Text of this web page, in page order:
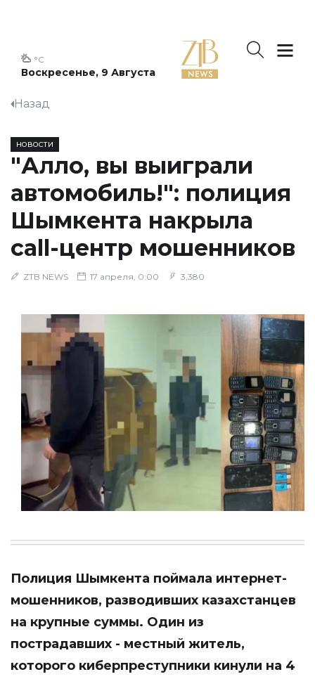
Воскресенье, 9 Августа
°C
Назад
НОВОСТИ
"Алло, вы выиграли
автомобиль!": полиция
Шымкента накрыла
сall-центр мошенников
ZTB NEWS 17 апреля, 0:00 3,380
Полиция Шымкента поймала интернет-
мошенников, разводивших казахстанцев
на крупные суммы. Один из
пострадавших - местный житель,
которого киберпреступники кинули на 4